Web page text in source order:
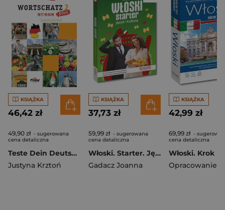
KSIĄŻKA
46,42 zł
49,90 zł - sugerowana
cena detaliczna
Teste Dein Deutsch PLUS Wortschatz 2 zestaw
Justyna Krztoń
KSIĄŻKA
37,73 zł
59,99 zł - sugerowana
cena detaliczna
Włoski. Starter. Język i kultura
Gadacz Joanna
KSIĄŻKA
42,99 zł
69,99 zł -
cena detaliczna